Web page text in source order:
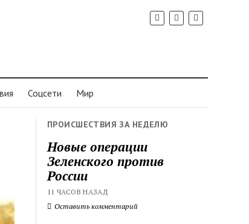
Соцсети Мир
ПРОИСШЕСТВИЯ ЗА НЕДЕЛЮ
Новые операции
Зеленского против
России
11 ЧАСОВ НАЗАД
Оставить комментарий